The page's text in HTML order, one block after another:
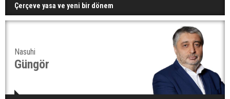
Çerçeve yasa ve yeni bir dönem
Nasuhi
Güngör